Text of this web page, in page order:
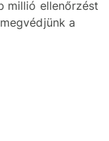
millió ellenőrzést
a